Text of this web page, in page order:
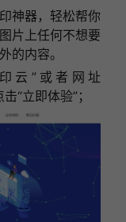
神器，轻松帮你
片上任何不想要
的内容。
云”或者网址
击“立即体验”；